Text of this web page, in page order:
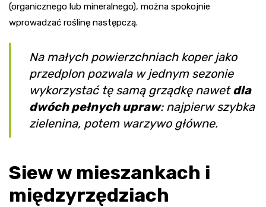
(organicznego lub mineralnego), można spokojnie
wprowadzać roślinę następczą.
Na małych powierzchniach koper jako
przedplon pozwala w jednym sezonie
wykorzystać tę samą grządkę nawetdla
dwóch pełnych upraw: najpierw szybka
zielenina, potem warzywo główne.
Siew w mieszankach i
międzyrzędziach